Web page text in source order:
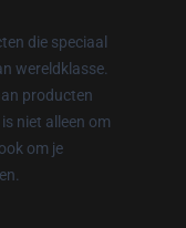
die speciaal
wereldklasse.
producten
niet alleen om
om je